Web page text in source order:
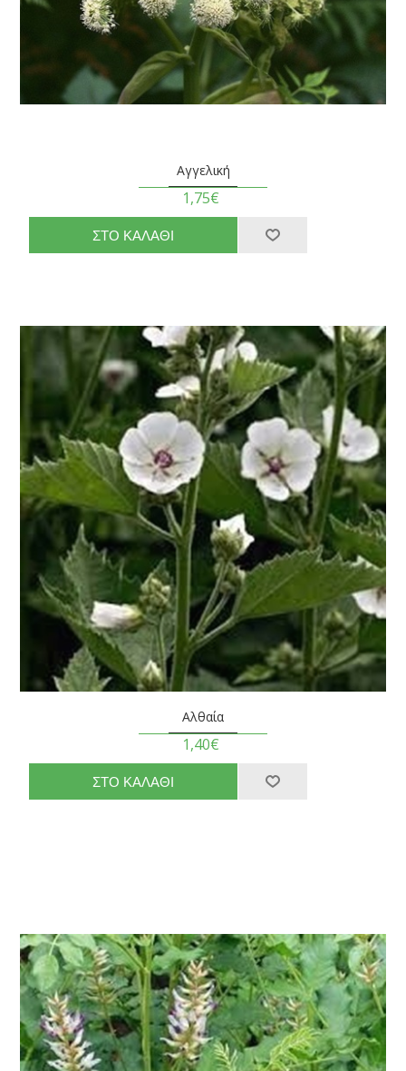
Αγγελική
1,75€
Αλθαία
1,40€